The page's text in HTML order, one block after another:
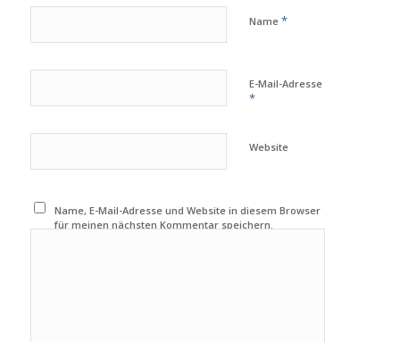
Name *
E-Mail-Adresse
*
Website
Name, E-Mail-Adresse und Website in diesem Browser
für meinen nächsten Kommentar speichern.